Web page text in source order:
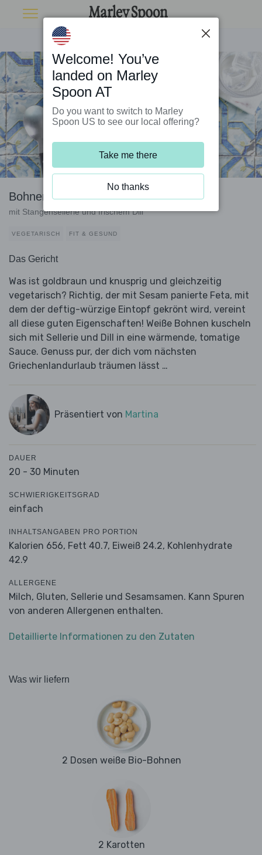
Bohneneintopf mit Sesam-Knusperfeta
mit Stangensellerie und frischem Dill
VEGETARISCH FIT & GESUND
Das Gericht
Was ist goldbraun und knusprig und gleichzeitig
vegetarisch? Richtig, der mit Sesam panierte Feta, mit
dem der deftig-würzige Eintopf gekrönt wird, vereint
all diese guten Eigenschaften! Weiße Bohnen kuscheln
sich mit Sellerie und Dill in eine wärmende, tomatige
Sauce. Genuss pur, der dich vom nächsten
Griechenlandurlaub träumen lässt …
Präsentiert von Martina
DAUER
20 - 30 Minuten
SCHWIERIGKEITSGRAD
einfach
INHALTSANGABEN PRO PORTION
Kalorien 656, Fett 40.7, Eiweiß 24.2, Kohlenhydrate
42.9
ALLERGENE
Milch, Gluten, Sellerie und Sesamsamen. Kann Spuren
von anderen Allergenen enthalten.
Detaillierte Informationen zu den Zutaten
Was wir liefern
2 Dosen weiße Bio-Bohnen
2 Karotten
Welcome! You’ve
landed on Marley
Spoon AT
Do you want to switch to Marley
Spoon US to see our local offering?
Take me there
No thanks